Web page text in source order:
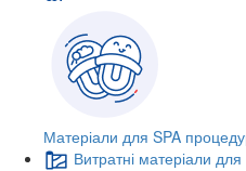
Матеріали для SPA
Витратні матеріали